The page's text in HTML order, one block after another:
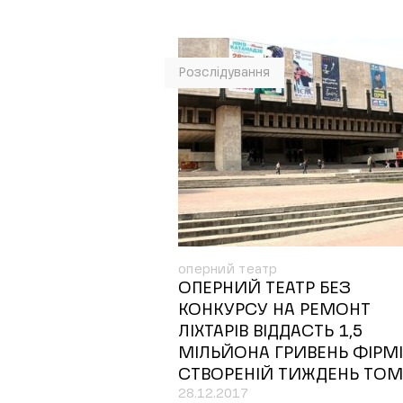
Розслідування
оперний театр
ОПЕРНИЙ ТЕАТР БЕЗ
КОНКУРСУ НА РЕМОНТ
ЛІХТАРІВ ВІДДАСТЬ 1,5
МІЛЬЙОНА ГРИВЕНЬ ФІРМІ
СТВОРЕНІЙ ТИЖДЕНЬ
28.12.2017